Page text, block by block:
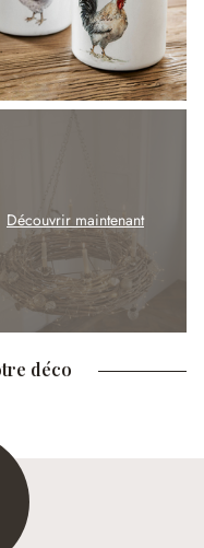
Découvrir maintenant
déco